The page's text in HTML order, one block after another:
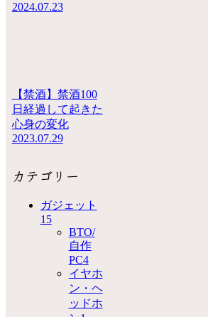
2024.07.23
【禁酒】禁酒100
日経過して起きた
心身の変化
2023.07.29
カテゴリー
ガジェット
15
BTO/
自作
PC4
イヤホ
ン・ヘ
ッドホ